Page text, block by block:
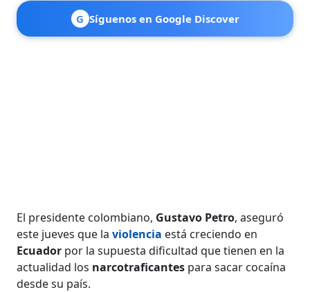
G Síguenos en Google Discover
El presidente colombiano, Gustavo Petro, aseguró
este jueves que laviolencia está creciendo en
Ecuador por la supuesta dificultad que tienen en la
actualidad los narcotraficantes para sacar cocaína
desde su país.